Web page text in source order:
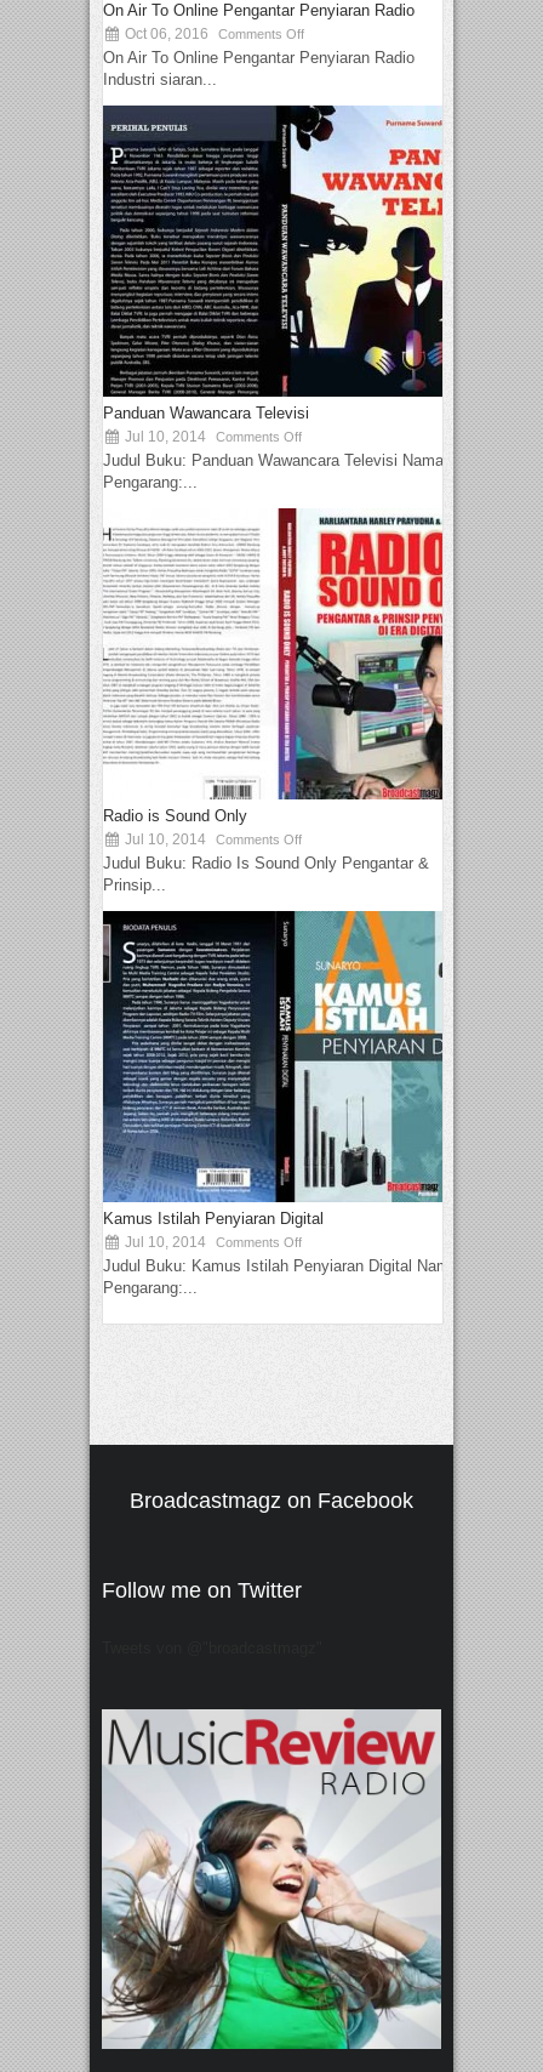
On Air To Online Pengantar Penyiaran Radio
Oct 06, 2016 Comments Off
On Air To Online Pengantar Penyiaran Radio
Industri siaran...
Panduan Wawancara Televisi
Jul 10, 2014 Comments Off
Judul Buku: Panduan Wawancara Televisi Nama
Pengarang:...
Radio is Sound Only
Jul 10, 2014 Comments Off
Judul Buku: Radio Is Sound Only Pengantar &
Prinsip...
Kamus Istilah Penyiaran Digital
Jul 10, 2014 Comments Off
Judul Buku: Kamus Istilah Penyiaran Digital Nama
Pengarang:...
Broadcastmagz on Facebook
Follow me on Twitter